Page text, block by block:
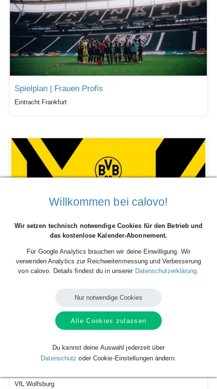
Spielplan | Frauen Profis
Eintracht Frankfurt
Borussia Dortmund Frauen I - Spielplan
VfL Wolfsburg
Willkommen bei calovo!
Wir setzen technisch notwendige Cookies für den Betrieb und
das kostenlose Kalender-Abonnement.
Für Google Analytics brauchen wir deine Einwilligung. Wir
verwenden Analytics zur Reichweitenmessung und Verbesserung
von calovo. Details findest du in unserer Datenschutzerklärung
Nur notwendige Cookies
Alle Cookies zulassen
Du kannst deine Auswahl jederzeit über
Datenschutz oder Cookie-Einstellungen ändern.